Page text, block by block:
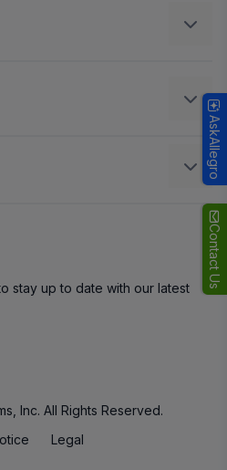
Contact Us
stay up to date with our latest
Inc. All Rights Reserved.
Legal
AskAllegro